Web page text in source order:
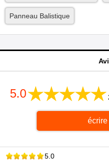
Panneau Balistique
5.0
5.0